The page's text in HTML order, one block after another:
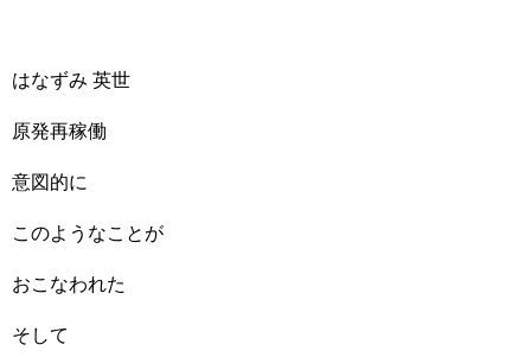
はなずみ 英世
原発再稼働
意図的に
このようなことが
おこなわれた
そして